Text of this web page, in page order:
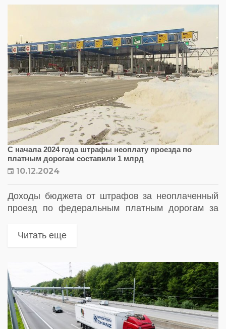
С начала 2024 года штрафы неоплату проезда по
платным дорогам составили 1 млрд
10.12.2024
Доходы бюджета от штрафов за неоплаченный
проезд по федеральным платным дорогам за
Читать еще